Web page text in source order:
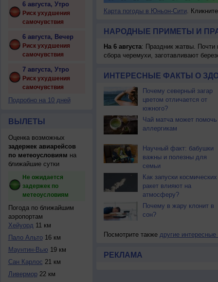
6 августа, Утро
Риск ухудшения
самочувствия
6 августа, Вечер
Риск ухудшения
самочувствия
7 августа, Утро
Риск ухудшения
самочувствия
Подробно на 10 дней
ВЫЛЕТЫ
Оценка возможных
задержек авиарейсов
по метеоусловиям на
ближайшие сутки
Не ожидается
задержек по
метеоусловиям
Погода по ближайшим
аэропортам
Хейуорд 11 км
Пало Альто16 км
Маунтин-Вью 19 км
Сан Карлос 21 км
Ливермор22 км
Карта погоды в Юньон-Сити.
НАРОДНЫЕ ПРИМЕТЫ И
На 6 августа: Праздник жатвы. Почти
сбора черемухи, заготавливают
ИНТЕРЕСНЫЕ ФАКТЫ О
Почему северный загар
цветом отличается от
южного?
Чай матча может помочь
аллергикам
Научный факт: бабушки
важны и полезны для
семьи
Как запуски космических
ракет влияют на
атмосферу?
Почему в жару клонит в
сон?
Посмотрите также другие интересные
РЕКЛАМА